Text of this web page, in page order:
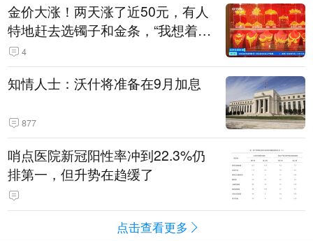
金价大涨！两天涨了近50元，有人
特地赶去选镯子和金条，“我想着买
起来可以保值，小批量进一些货”
4
知情人士：沃什将准备在9月加息
877
哨点医院新冠阳性率冲到22.3%仍
排第一，但升势在趋缓了
点击查看更多